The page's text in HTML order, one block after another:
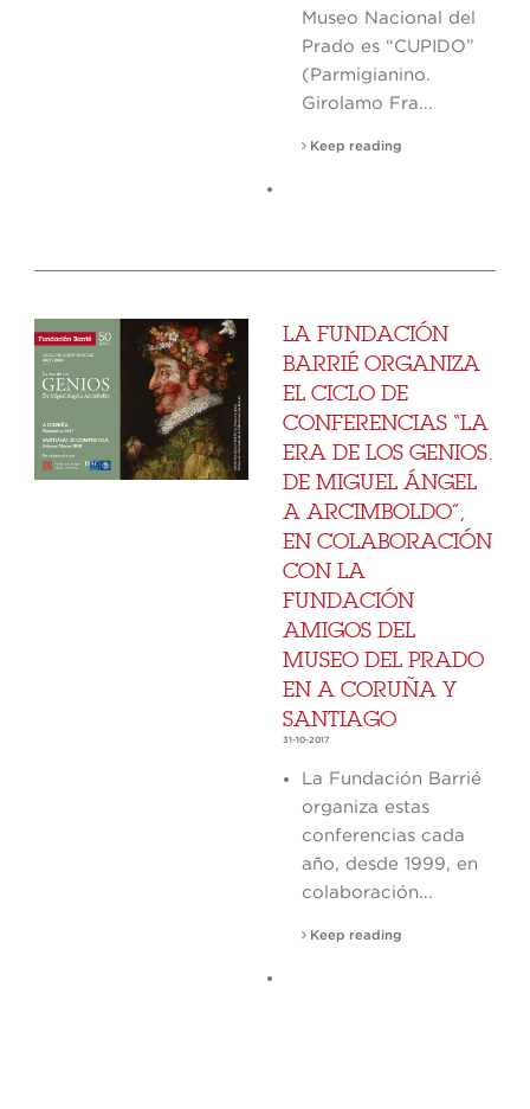
Museo Nacional del
Prado es “CUPIDO”
(Parmigianino.
Girolamo Fra...
Keep reading
LA FUNDACIÓN
BARRIÉ ORGANIZA
EL CICLO DE
CONFERENCIAS “LA
ERA DE LOS GENIOS.
DE MIGUEL ÁNGEL
A ARCIMBOLDO”,
EN COLABORACIÓN
CON LA
FUNDACIÓN
AMIGOS DEL
MUSEO DEL PRADO
EN A CORUÑA Y
SANTIAGO
31-10-2017
La Fundación Barrié
organiza estas
conferencias cada
año, desde 1999, en
colaboración...
Keep reading